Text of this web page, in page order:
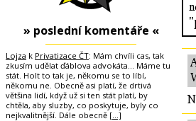
» poslední komentáře «
Lojza k Privatizace ČT: Mám chvíli cas, tak
zkusím udělat ďáblova advokáta... Máme tu
stát. Holt to tak je, někomu se to líbí,
někomu ne. Obecně asi platí, že drtivá
většina lidí, když už si ten stát platí, by
chtěla, aby sluzby, co poskytuje, byly co
nejkvalitnější. Dále obecně […]